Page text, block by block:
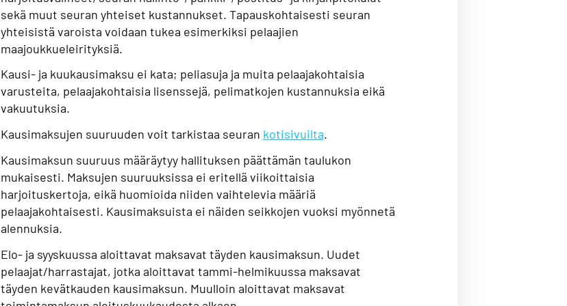
sekä muut seuran yhteiset kustannukset. Tapauskohtaisesti seuran
yhteisistä varoista voidaan tukea esimerkiksi pelaajien
maajoukkueleirityksiä.
Kausi- ja kuukausimaksu ei kata; peliasuja ja muita pelaajakohtaisia
varusteita, pelaajakohtaisia lisenssejä, pelimatkojen kustannuksia eikä
vakuutuksia.
Kausimaksujen suuruuden voit tarkistaa seuran kotisivuilta.
Kausimaksun suuruus määräytyy hallituksen päättämän taulukon
mukaisesti. Maksujen suuruuksissa ei eritellä viikoittaisia
harjoituskertoja, eikä huomioida niiden vaihtelevia määriä
pelaajakohtaisesti. Kausimaksuista ei näiden seikkojen vuoksi myönnetä
alennuksia.
Elo- ja syyskuussa aloittavat maksavat täyden kausimaksun. Uudet
pelaajat/harrastajat, jotka aloittavat tammi-helmikuussa maksavat
täyden kevätkauden kausimaksun. Muulloin aloittavat maksavat